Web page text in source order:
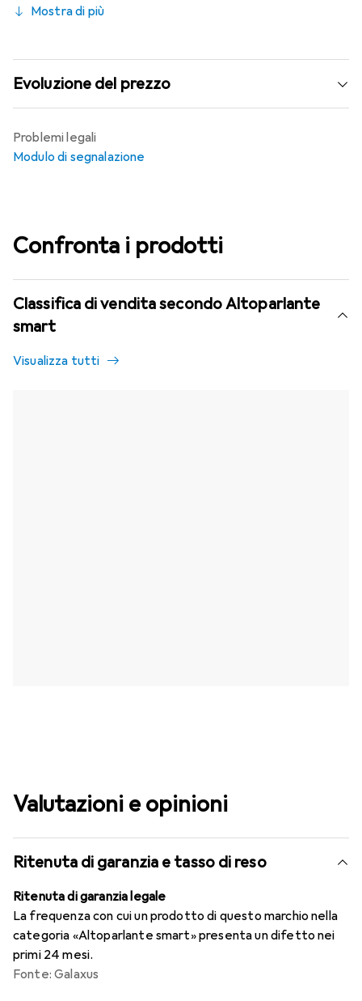
ascoltare la stessa canzone in ogni stanza della tua casa e
la riproduzione dei brani.
Mostra di più
Evoluzione del prezzo
Problemi legali
Modulo di segnalazione
Confronta i prodotti
Classifica di vendita secondo Altoparlante
smart
Visualizza tutti
Valutazioni e opinioni
Ritenuta di garanzia e tasso di reso
Ritenuta di garanzia legale
La frequenza con cui un prodotto di questo marchio nella
categoria «Altoparlante smart» presenta un difetto nei
primi 24 mesi.
Fonte: Galaxus